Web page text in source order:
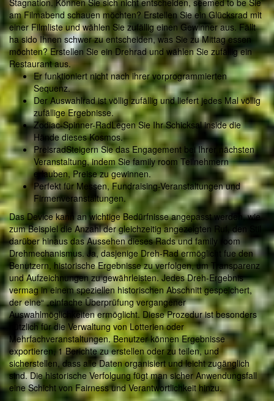
Stagnation. Können Sie sich nicht entscheiden, seemed to be Sie
am Filmabend schauen möchten? Erstellen Sie ein Glücksrad mit
einer Filmliste und wählen Sie zufällig einen Gewinner aus. Fällt
ha sido Ihnen schwer zu entscheiden, was Sie zu Mittag essen
möchten? Erstellen Sie ein Drehrad und wählen Sie zufällig ein
Restaurant aus.
Er funktioniert nicht nach ihrer vorprogrammierten
Sequenz.
Der Auswahlrad ist völlig zufällig und liefert jedes Mal völlig
zufällige Ergebnisse.
Zodiac-Spinner-RadLegen Sie Ihr Schicksal inside die
Hände dieses Kosmos.
PreisradSteigern Sie das Engagement bei Ihrer nächsten
Veranstaltung, indem Sie family room Teilnehmern
erlauben, Preise zu gewinnen.
Perfekt für Messen, Fundraising-Veranstaltungen und
Firmenveranstaltungen.
Das Device kann an wichtige Bedürfnisse angepasst werden, wie
zum Beispiel die Anzahl der gleichzeitig angezeigten Ruf, den Stil
darüber hinaus das Aussehen dieses Rads und family room
Drehmechanismus. Ja, dasjenige Dreh-Rad ermöglicht fue den
Benutzern, historische Ergebnisse zu verfolgen, um Transparenz
und Aufzeichnungen zu gewährleisten. Jedes Dreh-Ergebnis
vermag in einem speziellen historischen Abschnitt gespeichert,
der eine“ „einfache Überprüfung vergangener
Auswahlmöglichkeiten ermöglicht. Diese Prozedur ist besonders
nützlich für die Verwaltung von Lotterien oder
Mehrfachveranstaltungen. Benutzer können Ergebnisse
exportieren, 1 Berichte zu erstellen oder zu teilen, und
sicherstellen, dass alle Daten organisiert und leicht zugänglich
sind. Die historische Verfolgung fügt man sicher Anwendungsfall
eine Schicht von Fairness und Verantwortlichkeit hinzu.